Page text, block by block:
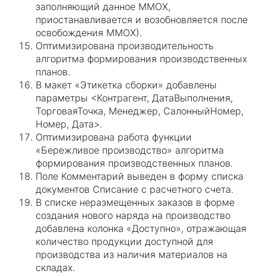
заполняющий данное ММОХ,
приостанавливается и возобновляется после
освобождения ММОХ).
Оптимизирована производительность
алгоритма формирования производственных
планов.
В макет «Этикетка сборки» добавлены
параметры <Контрагент, ДатаВыполнения,
ТорговаяТочка, Менеджер, СалонныйНомер,
Номер, Дата>.
Оптимизирована работа функции
«Бережливое производство» алгоритма
формирования производственных планов.
Поле Комментарий выведен в форму списка
документов Списание с расчетного счета.
В списке неразмещенных заказов в форме
создания нового наряда на производство
добавлена колонка «Доступно», отражающая
количество продукции доступной для
производства из наличия материалов на
складах.